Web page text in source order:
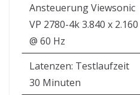
Ansteuerung Viewsonic
VP 2780-4k 3.840 x 2.160
@ 60 Hz
Latenzen: Testlaufzeit
30 Minuten